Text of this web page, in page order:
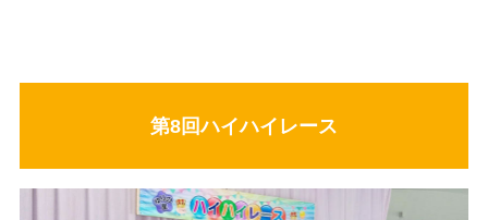
第8回ハイハイレース